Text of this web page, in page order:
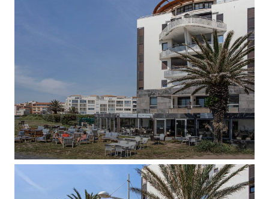
RESTAURANT LES ROCHES MARINES